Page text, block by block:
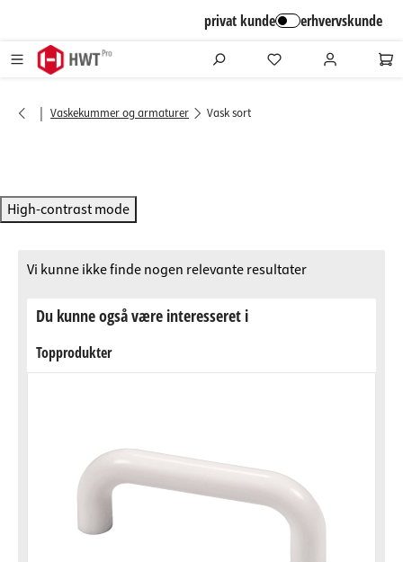
privat kunde erhvervskunde
| Vaskekummer og armaturer Vask sort
High-contrast mode
Vi kunne ikke finde nogen relevante resultater
Du kunne også være interesseret i
Topprodukter